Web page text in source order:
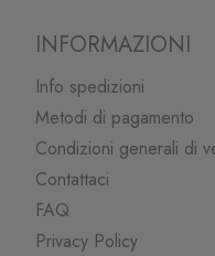
INFORMAZIONI
Info spedizioni
Metodi di pagamento
Condizioni generali di
Contattaci
FAQ
Privacy Policy